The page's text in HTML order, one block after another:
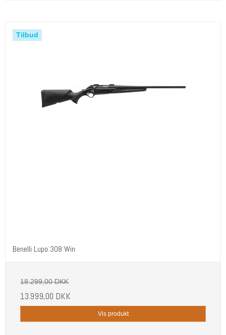
Tilbud
Benelli Lupo 308 Win
18.299,00 DKK
13.999,00 DKK
Vis produkt